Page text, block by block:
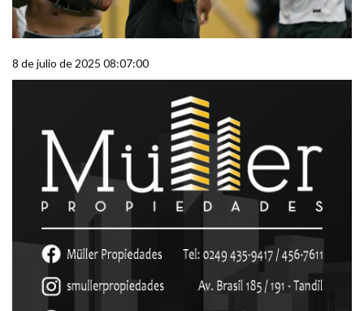
8 de julio de 2025 08:07:00